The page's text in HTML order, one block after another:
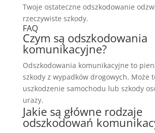
Twoje ostateczne odszkodowanie
rzeczywiste szkody.
FAQ
Czym są odszkodowania
komunikacyjne?
Odszkodowania komunikacyjne to
szkody z wypadków drogowych. Może
uszkodzenie samochodu lub szkody
urazy.
Jakie są główne rodzaje
odszkodowań